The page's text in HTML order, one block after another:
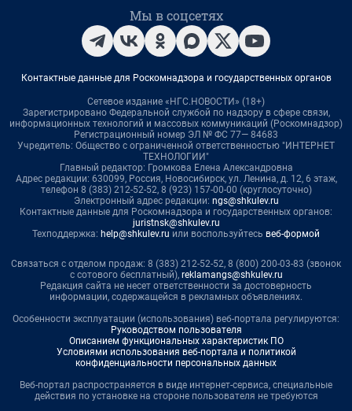
Мы в соцсетях
Контактные данные для Роскомнадзора и государственных органов
Сетевое издание «НГС.НОВОСТИ» (18+)
Зарегистрировано Федеральной службой по надзору в сфере связи,
информационных технологий и массовых коммуникаций (Роскомнадзор)
Регистрационный номер ЭЛ № ФС 77— 84683
Учредитель: Общество с ограниченной ответственностью "ИНТЕРНЕТ
ТЕХНОЛОГИИ"
Главный редактор: Громкова Елена Александровна
Адрес редакции: 630099, Россия, Новосибирск, ул. Ленина, д. 12, 6 этаж,
телефон 8 (383) 212-52-52, 8 (923) 157-00-00 (круглосуточно)
Электронный адрес редакции: ngs@shkulev.ru
Контактные данные для Роскомнадзора и государственных органов:
juristnsk@shkulev.ru
Техподдержка: help@shkulev.ru или воспользуйтесь веб-формой
Связаться с отделом продаж: 8 (383) 212-52-52, 8 (800) 200-03-83 (звонок
с сотового бесплатный), reklamangs@shkulev.ru
Редакция сайта не несет ответственности за достоверность
информации, содержащейся в рекламных объявлениях.
Особенности эксплуатации (использования) веб-портала регулируются:
Руководством пользователя
Описанием функциональных характеристик ПО
Условиями использования веб-портала и политикой
конфиденциальности персональных данных
Веб-портал распространяется в виде интернет-сервиса, специальные
действия по установке на стороне пользователя не требуются